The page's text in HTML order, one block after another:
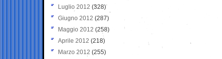
Luglio 2012 (328)
Giugno 2012 (287)
Maggio 2012 (258)
Aprile 2012 (218)
Marzo 2012 (255)